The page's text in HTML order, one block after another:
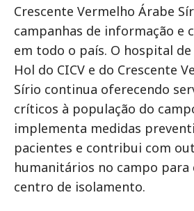
Crescente Vermelho Árabe
campanhas de informação e
em todo o país. O hospital
Hol do CICV e do Crescente
Sírio continua oferecendo
críticos à população do
implementa medidas
pacientes e contribui com
humanitários no campo
centro de isolamento.